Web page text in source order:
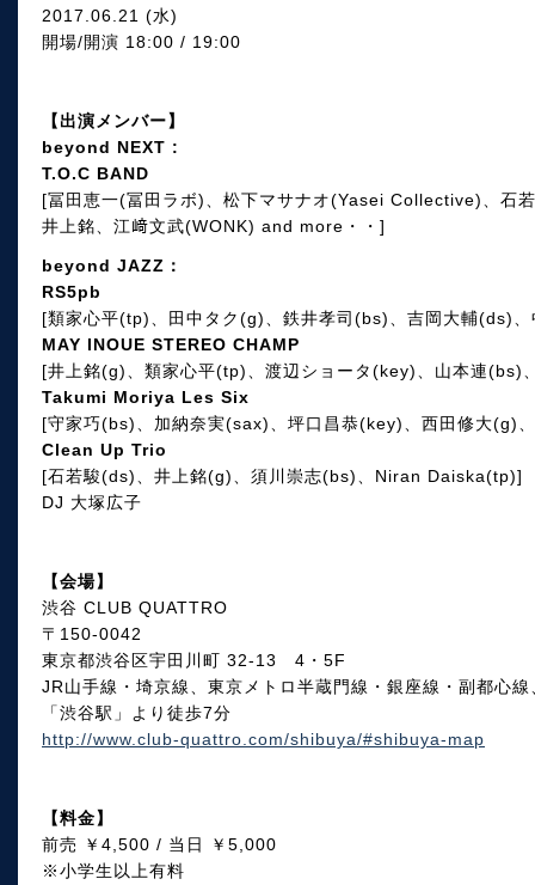
2017.06.21 (水)
開場/開演 18:00 / 19:00
【出演メンバー】
beyond NEXT :
T.O.C BAND
[冨田恵一(冨田ラボ)、松下マサナオ(Yasei Collective)、石
井上銘、江﨑文武(WONK) and more・・]
beyond JAZZ：
RS5pb
[類家心平(tp)、田中タク(g)、鉄井孝司(bs)、吉岡大輔(ds)
MAY INOUE STEREO CHAMP
[井上銘(g)、類家心平(tp)、渡辺ショータ(key)、山本連(bs)
Takumi Moriya Les Six
[守家巧(bs)、加納奈実(sax)、坪口昌恭(key)、西田修大
Clean Up Trio
[石若駿(ds)、井上銘(g)、須川崇志(bs)、Niran Daiska(tp)]
DJ 大塚広子
【会場】
渋谷 CLUB QUATTRO
〒150-0042
東京都渋谷区宇田川町 32-13 4・5F
JR山手線・埼京線、東京メトロ半蔵門線・銀座線・副都心
「渋谷駅」より徒歩7分
http://www.club-quattro.com/shibuya/#shibuya-map
【料金】
前売 ￥4,500 / 当日 ￥5,000
※小学生以上有料